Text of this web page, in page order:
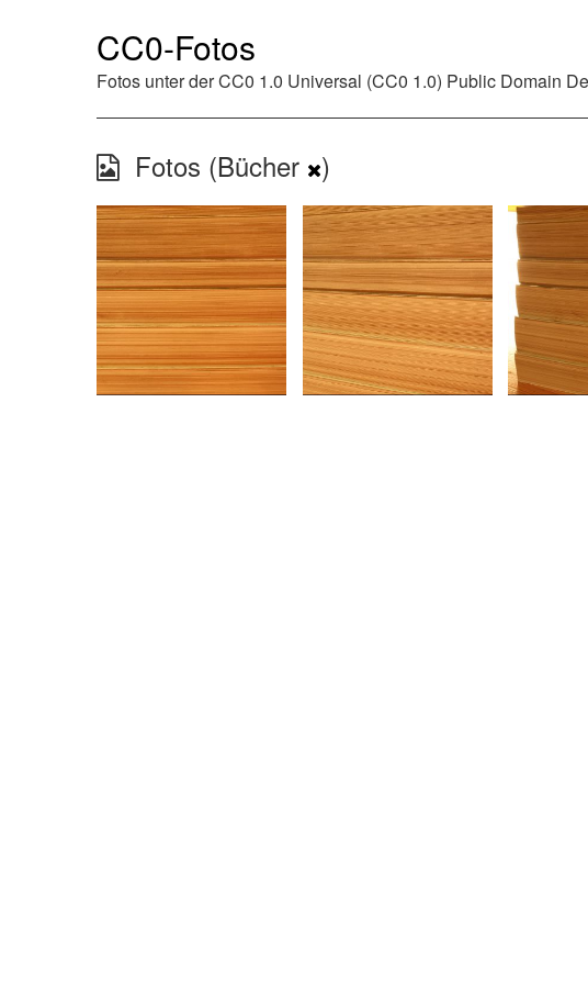
CC0-Fotos
Fotos unter derCC0 1.0 Universal (CC0 1.0) Public Domain
Fotos (Bücher )